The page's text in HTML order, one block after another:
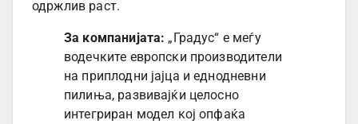
одржлив раст.
За компанијата: „Градус“ е меѓу
водечките европски производители
на приплодни јајца и еднодневни
пилиња, развивајќи целосно
интегриран модел кој опфаќа